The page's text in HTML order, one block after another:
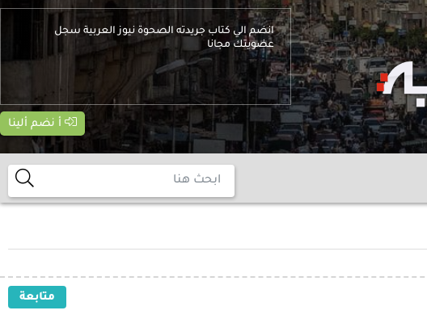
انضم الي كتاب جريدته الصحوة نيوز العربية سجل
عضويتك مجانا
أ نضم ألينا
متابعة